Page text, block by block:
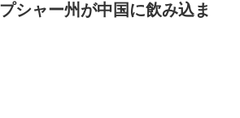
シャー州が中国に飲み込ま